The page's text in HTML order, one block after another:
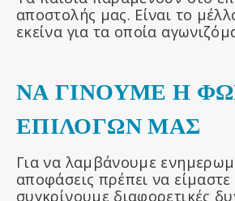
αποστολής μας. Είναι το
εκείνα για τα οποία
ΝΑ ΓΙΝΟΥΜΕ Η
ΕΠΙΛΟΓΩΝ ΜΑΣ
Για να λαμβάνουμε
αποφάσεις πρέπει να
συγκρίνουμε διαφορετικές